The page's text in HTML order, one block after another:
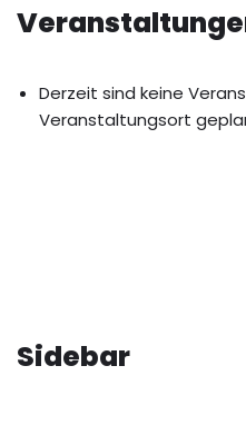
Derzeit sind keine
Veranstaltungsort
Sidebar